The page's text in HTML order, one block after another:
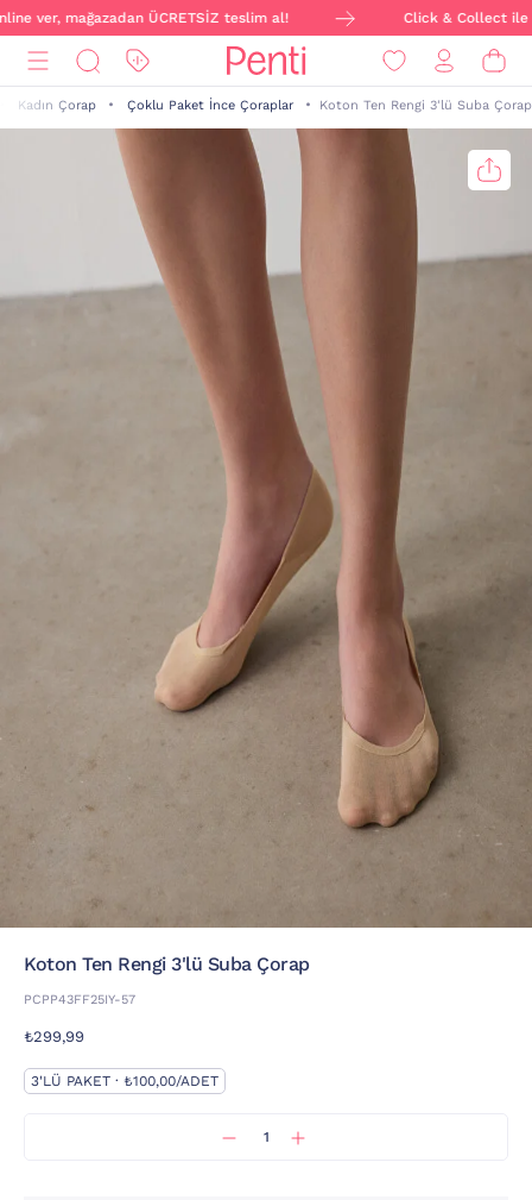
ver, mağazadan ÜCRETSİZ teslim al! Click & Collect ile
Kadın Çorap Çoklu Paket İnce Çoraplar Koton Ten Rengi 3'lü Suba Çorap
Koton Ten Rengi 3'lü Suba Çorap
PCPP43FF25IY-57
₺299,99
3'LÜ PAKET · ₺100,00/ADET